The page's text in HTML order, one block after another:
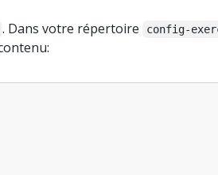
. Dans votre répertoire config-